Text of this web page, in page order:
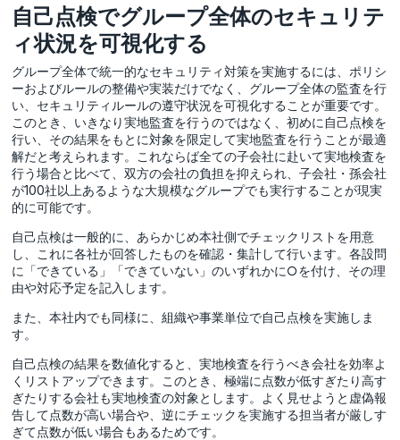
自己点検でグループ全体のセキュリテ
ィ状況を可視化する
グループ全体で統一的なセキュリティ対策を実施するには、 ポリシ
ーおよびルールの整備や実装だけでなく、 グループ全体の監査を行
い、セキュリティルールの遵守状況を可視化することが重要です。
このとき、いきなり実地監査を行うのではなく、初めに自己点検を
行い、その結果をもとに対象を限定して実地監査を行うことが最適
解だと考えられます。これならば全ての子会社に赴いて実地検査を
行う場合と比べて、双方の会社の負担を抑えられ、子会社・孫会社
が100社以上あるような大規模なグループでも実行することが現実
的に可能です。
自己点検は一般的に、あらかじめ本社側でチェックリストを用意
し、これに各社が回答したものを確認・集計して行います。各設問
に「できている」「できていない」のいずれかに○を付け、その理
由や対応予定を記入します。
また、本社内でも同様に、組織や事業単位で自己点検を実施しま
す。
自己点検の結果を数値化すると、実地検査を行うべき会社を効率よ
くリストアップできます。このとき、極端に点数が低すぎたり高す
ぎたりする会社も実地検査の対象とします。よく見せようと虚偽報
告して点数が高い場合や、逆にチェックを実施する担当者が厳しす
ぎて点数が低い場合もあるためです。